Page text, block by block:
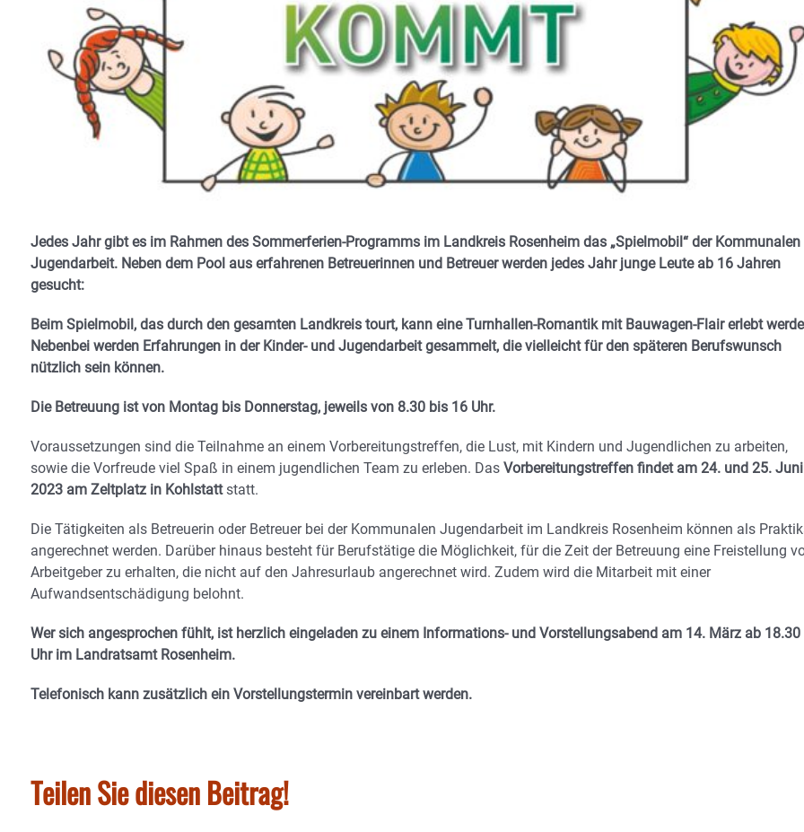
Jedes Jahr gibt es im Rahmen des Sommerferien-Programms im Landkreis Rosenheim das „Spielmobil“ der Kommunalen
Jugendarbeit. Neben dem Pool aus erfahrenen Betreuerinnen und Betreuer werden jedes Jahr junge Leute ab 16 Jahren
gesucht:
Beim Spielmobil, das durch den gesamten Landkreis tourt, kann eine Turnhallen-Romantik mit Bauwagen-Flair erlebt
Nebenbei werden Erfahrungen in der Kinder- und Jugendarbeit gesammelt, die vielleicht für den späteren Berufswunsch
nützlich sein können.
Die Betreuung ist von Montag bis Donnerstag, jeweils von 8.30 bis 16 Uhr.
Voraussetzungen sind die Teilnahme an einem Vorbereitungstreffen, die Lust, mit Kindern und Jugendlichen zu arbeiten,
sowie die Vorfreude viel Spaß in einem jugendlichen Team zu erleben. Das Vorbereitungstreffen findet am 24. und 25. Juni
2023 am Zeltplatz in Kohlstattstatt.
Die Tätigkeiten als Betreuerin oder Betreuer bei der Kommunalen Jugendarbeit im Landkreis Rosenheim können als
angerechnet werden. Darüber hinaus besteht für Berufstätige die Möglichkeit, für die Zeit der Betreuung eine Freistellung
Arbeitgeber zu erhalten, die nicht auf den Jahresurlaub angerechnet wird. Zudem wird die Mitarbeit mit einer
Aufwandsentschädigung belohnt.
Wer sich angesprochen fühlt, ist herzlich eingeladen zu einem Informations- und Vorstellungsabend am 14. März ab 18.30
Uhr im Landratsamt Rosenheim.
Telefonisch kann zusätzlich ein Vorstellungstermin vereinbart werden.
Teilen Sie diesen Beitrag!